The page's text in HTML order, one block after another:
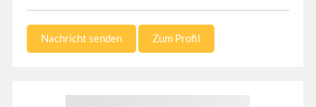
Nachricht senden Zum Profil